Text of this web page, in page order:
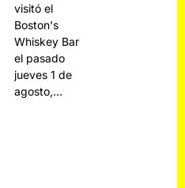
visitó el
Boston's
Whiskey Bar
el pasado
jueves 1 de
agosto,…